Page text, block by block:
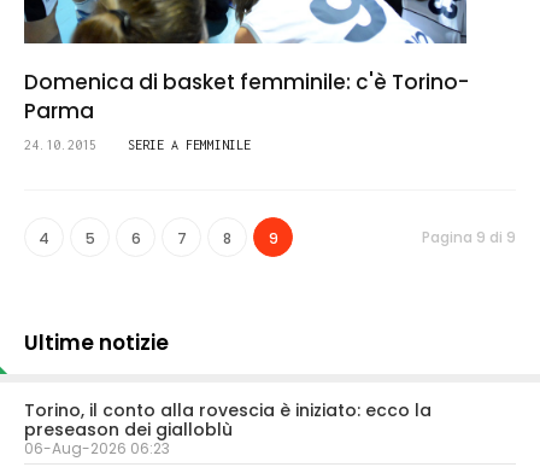
Domenica di basket femminile: c'è Torino-
Parma
24.10.2015 SERIE A FEMMINILE
4 5 6 7 8 9 Pagina 9 di 9
Ultime notizie
Torino, il conto alla rovescia è iniziato: ecco la
preseason dei gialloblù
06-Aug-2026 06:23